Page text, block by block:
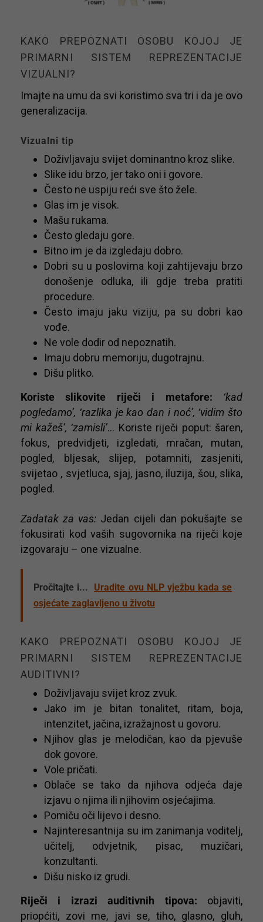
KAKO PREPOZNATI OSOBU KOJOJ JE
PRIMARNI SISTEM REPREZENTACIJE
VIZUALNI?
Imajte na umu da svi koristimo sva tri i da je ovo
generalizacija.
Vizualni tip
Doživljavaju svijet dominantno kroz slike.
Slike idu brzo, jer tako oni i govore.
Često ne uspiju reći sve što žele.
Glas im je visok.
Mašu rukama.
Često gledaju gore.
Bitno im je da izgledaju dobro.
Dobri su u poslovima koji zahtijevaju brzo
donošenje odluka, ili gdje treba pratiti
procedure.
Često imaju jaku viziju, pa su dobri kao
vođe.
Ne vole dodir od nepoznatih.
Imaju dobru memoriju, dugotrajnu.
Dišu plitko.
Koriste slikovite riječi i metafore:
‘kad
pogledamo’, ‘razlika je kao dan i noć’, ‘vidim što
mi kažeš’, ‘zamisli’… Koriste riječi poput: šaren,
fokus, predvidjeti, izgledati, mračan, mutan,
pogled, bljesak, slijep, potamniti, zasjeniti,
svijetao , svjetluca, sjaj, jasno, iluzija, šou, slika,
pogled.
Zadatak za vas: Jedan cijeli dan pokušajte se
fokusirati kod vaših sugovornika na riječi koje
izgovaraju – one vizualne.
Pročitajte i...
Uradite ovu NLP vježbu kada se
osjećate zaglavljeno u životu
KAKO PREPOZNATI OSOBU KOJOJ JE
PRIMARNI SISTEM REPREZENTACIJE
AUDITIVNI?
Doživljavaju svijet kroz zvuk.
Jako im je bitan tonalitet, ritam, boja,
intenzitet, jačina, izražajnost u govoru.
Njihov glas je melodičan, kao da pjevuše
dok govore.
Vole pričati.
Oblače se tako da njihova odjeća daje
izjavu o njima ili njihovim osjećajima.
Pomiču oči lijevo i desno.
Najinteresantnija su im zanimanja voditelj,
učitelj, odvjetnik, pisac, muzičari,
konzultanti.
Dišu nisko iz grudi.
Riječi i izrazi auditivnih tipova: objaviti,
priopćiti, zovi me, javi se, tiho, glasno, gluh,